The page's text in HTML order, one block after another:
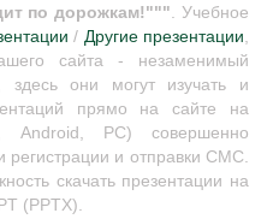
по дорожкам!""". Учебное
/ Другие презентации,
сайта - незаменимый
здесь они могут изучать и
прямо на сайте на
Android, PC) совершенно
регистрации и отправки СМС.
скачать презентации на
(PPTX).